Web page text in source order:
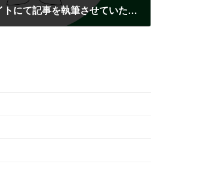
ファイナンシャルフィールド様のサイトにて記事を執筆させていただきました。